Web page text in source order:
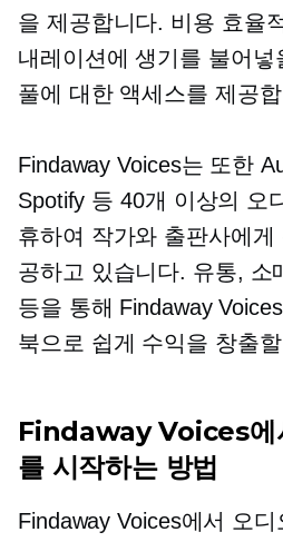
을 제공합니다. 비용 효율
내레이션에 생기를 불어
풀에 대한 액세스를 제공
Findaway Voices는 또한
Spotify 등 40개 이상의 오
휴하여 작가와 출판사에게
공하고 있습니다. 유통, 소
등을 통해 Findaway
북으로 쉽게 수익을 창출
Findaway Voices에
를 시작하는 방법
Findaway Voices에서 오